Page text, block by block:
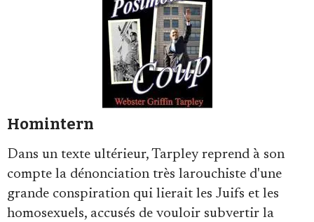
Homintern
Dans un texte ultérieur, Tarpley reprend à son
compte la dénonciation très larouchiste d'une
grande conspiration qui lierait les Juifs et les
homosexuels, accusés de vouloir subvertir la